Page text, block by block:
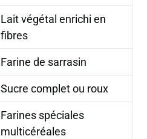
Lait végétal enrichi en
fibres
Farine de sarrasin
Sucre complet ou roux
Farines spéciales
multicéréales